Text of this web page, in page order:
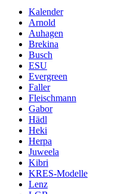
Kalender
Arnold
Auhagen
Brekina
Busch
ESU
Evergreen
Faller
Fleischmann
Gabor
Hädl
Heki
Herpa
Juweela
Kibri
KRES-Modelle
Lenz